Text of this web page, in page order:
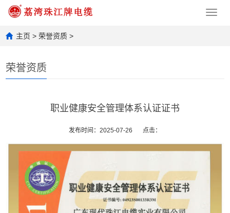
主页 >荣誉资质 >
荣誉资质
职业健康安全管理体系认证证书
发布时间：2025-07-26 点击：